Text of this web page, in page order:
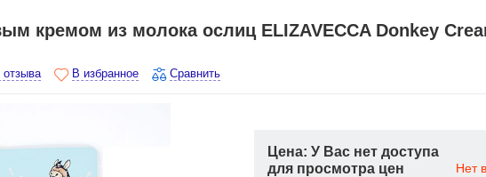
кремом из молока ослиц ELIZAVECCA Donkey
отзыва В избранное Сравнить
Цена: У Вас нет доступа
для просмотра цен
Нет